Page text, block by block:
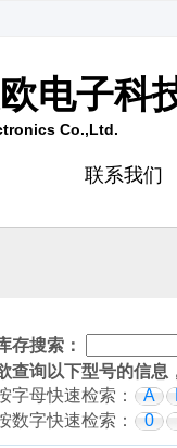
电子科
Co.,Ltd.
联系我们
存搜索：
查询以下型号的信息
字母快速检索：
A
数字快速检索：
0